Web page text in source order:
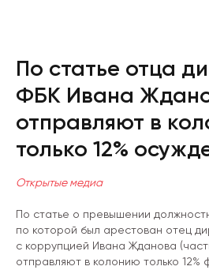
По статье отца
ФБК Ивана
отправляют в
только 12%
Открытые медиа
По статье о превышении
по которой был арестован отец
с коррупцией Ивана Жданова
отправляют в колонию только 12%